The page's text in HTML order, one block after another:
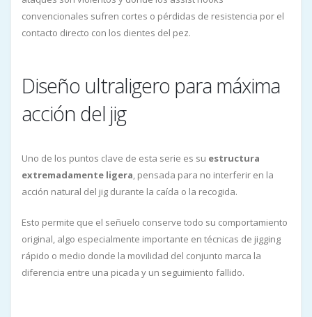
convencionales sufren cortes o pérdidas de resistencia por el
contacto directo con los dientes del pez.
Diseño ultraligero para máxima
acción del jig
Uno de los puntos clave de esta serie es su estructura
extremadamente ligera, pensada para no interferir en la
acción natural del jig durante la caída o la recogida.
Esto permite que el señuelo conserve todo su comportamiento
original, algo especialmente importante en técnicas de jigging
rápido o medio donde la movilidad del conjunto marca la
diferencia entre una picada y un seguimiento fallido.